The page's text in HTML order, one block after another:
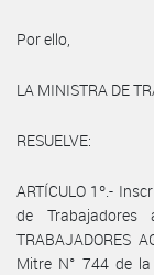
Por ello,
LA MINISTRA DE
RESUELVE:
ARTÍCULO 1º.-
de Trabajadores
TRABAJADORES
Mitre N° 744 de la